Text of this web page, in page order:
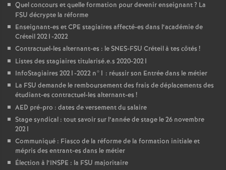
Quel concours et quelle formation pour devenir enseignant? La
FSU décrypte la réforme
Enseignant-es etCPE stagiaires affecté-es dans l’académie de
Créteil 2021-2022
Contractuel-les alternant-es : leSNES-FSU Créteil à tes côtés !
Listes des stagiaires titularisé.e.s 2020-2021
InfoStagiaires 2021-2022 n°1 : réussir son Entrée dans le métier
La FSU demande le remboursement des frais de déplacements des
étudiant-es contractuel-les alternant-es !
AED pré-pro : dates de versement du salaire
Stage syndical : tout savoir sur l’année de stage le 26 novembre
2021
Communiqué : Fiasco de la réforme de la formation initiale et
mépris des entrant-es dans le métier
Élection à l’INSPE : la FSU majoritaire